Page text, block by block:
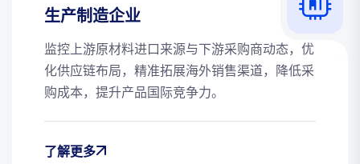
生产制造企业
监控上游原材料进口来源与下游采购商动态，优
化供应链布局，精准拓展海外销售渠道，降低采
购成本，提升产品国际竞争力。
了解更多